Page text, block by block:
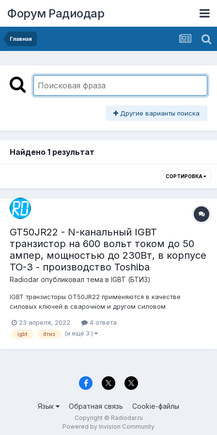
Форум Радиодар
Главная
Другие варианты поиска
Найдено 1 результат
СОРТИРОВКА
GT50JR22 - N-канальный IGBT
транзистор на 600 вольт током до 50
ампер, мощностью до 230Вт, в корпусе
TO-3 - производство Toshiba
Radiodar опубликовал тема в IGBT (БТИЗ)
IGBT транзисторы GT50JR22 применяются в качестве
силовых ключей в сварочном и другом силовом
Производятся на заводах корпорации Toshiba в странах Азии
(Малайзия, Вьетнам и Япония). Только оригинальные
23 апреля, 2022 4 ответа
igbt бтиз (и ещё 3 )
Язык Обратная связь Cookie-файлы
Copyright © Radiodar.ru
Powered by Invision Community